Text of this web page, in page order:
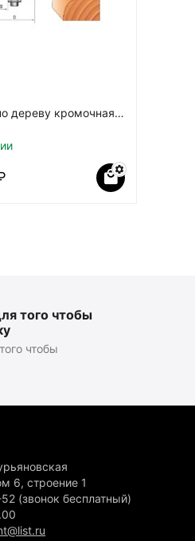
дереву кромочная
CTФ-2022
того чтобы
чтобы
6, строение 1
(звонок бесплатный)